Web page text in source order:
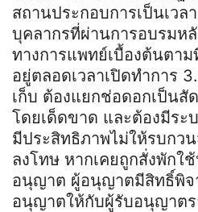
สถานประกอบการเป็นเวล
บุคลากรที่ผ่านการอบรมห
ทางการแพทย์เบื้องต้นตา
อยู่ตลอดเวลาเปิดทำการ
เก็บ ต้องแยกช่อดอกเป็น
โดยเด็ดขาด และต้องมีร
มีประสิทธิภาพไม่ให้รบกว
ลงโทษ หากเคยถูกสั่งพักใ
อนุญาต ผู้อนุญาตมีสิทธิ์พิจ
อนุญาตให้กับผู้รับอนุญาตร